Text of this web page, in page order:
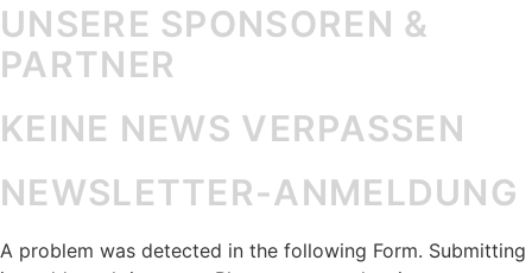
UNSERE SPONSOREN &
PARTNER
KEINE NEWS VERPASSEN
NEWSLETTER-ANMELDUNG
A problem was detected in the following Form. Submitting